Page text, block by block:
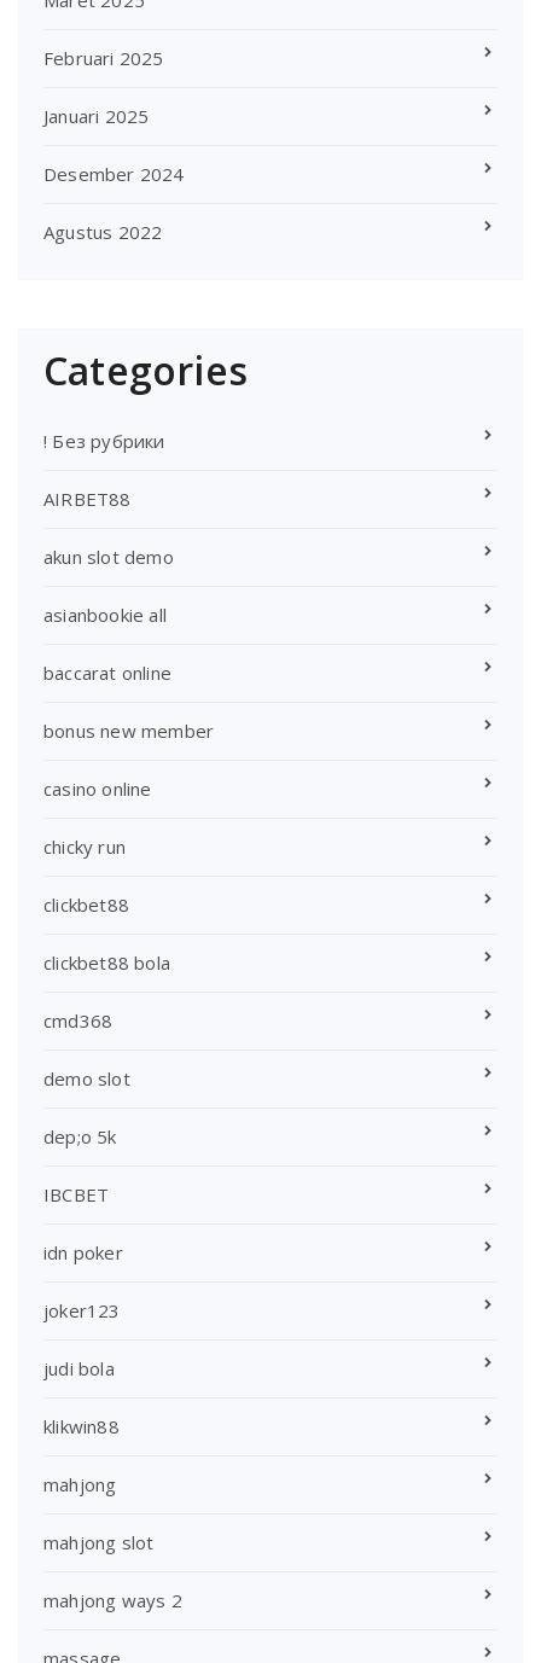
Februari 2025
Januari 2025
Desember 2024
Agustus 2022
Categories
! Без рубрики
AIRBET88
akun slot demo
asianbookie all
baccarat online
bonus new member
casino online
chicky run
clickbet88
clickbet88 bola
cmd368
demo slot
dep;o 5k
IBCBET
idn poker
joker123
judi bola
klikwin88
mahjong
mahjong slot
mahjong ways 2